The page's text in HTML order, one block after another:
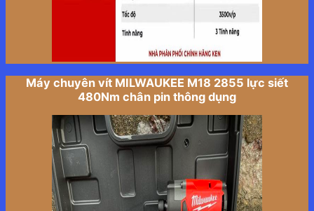
Máy chuyên vít MILWAUKEE M18 2855 lực siết
480Nm chân pin thông dụng